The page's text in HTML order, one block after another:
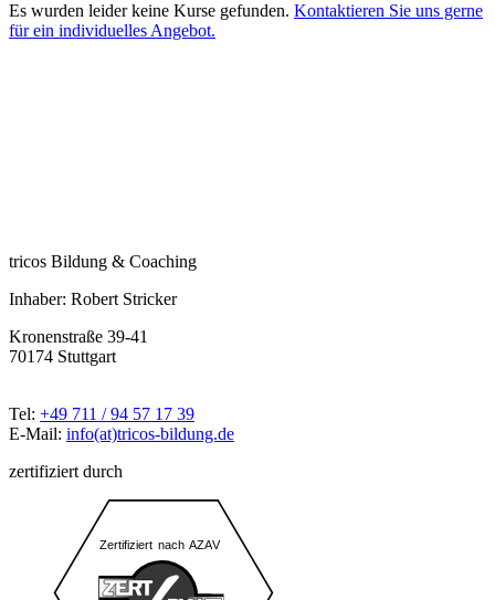
Es wurden leider keine Kurse gefunden. Kontaktieren Sie uns gerne
für ein individuelles Angebot.
tricos Bildung & Coaching
Inhaber: Robert Stricker
Kronenstraße 39-41
70174 Stuttgart
Tel: +49 711 / 94 57 17 39
E-Mail: info(at)tricos-bildung.de
zertifiziert durch